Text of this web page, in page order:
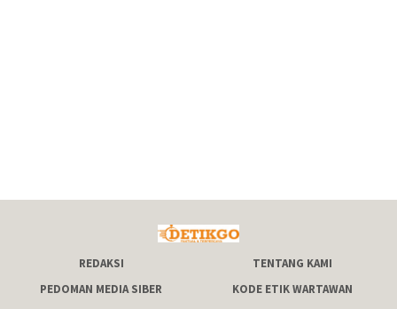
REDAKSI
TENTANG KAMI
PEDOMAN MEDIA SIBER
KODE ETIK WARTAWAN